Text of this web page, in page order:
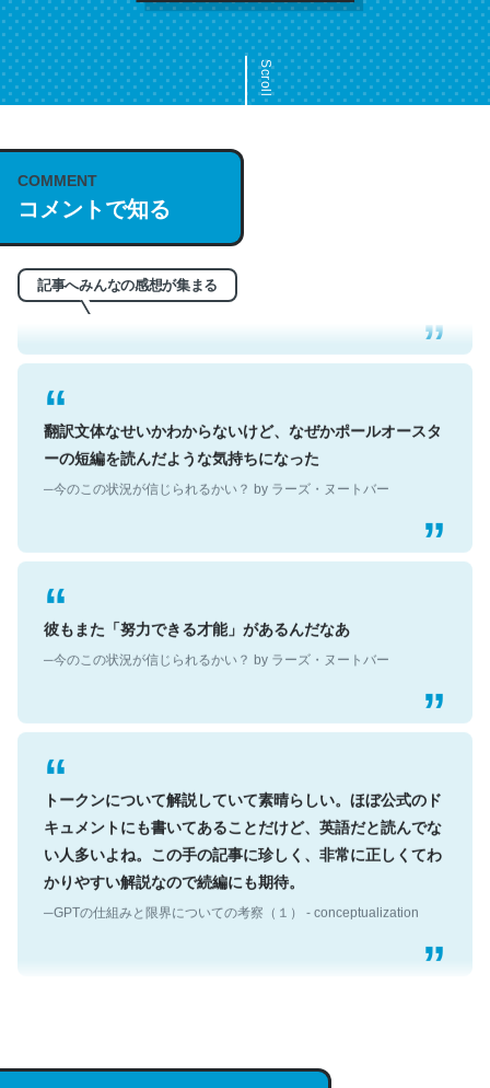
Scroll
COMMENT
コメントで知る
記事へみんなの感想が集まる
これは名文。彼はとてもクレバーなんだろうなと凄く思
う。英語少しでも読める人は原文もお勧め。自分はこの流
れ好き。Let’s Fucking Go. Then Covid hit. Shit.
─今のこの状況が信じられるかい？ by ラーズ・ヌートバー
翻訳文体なせいかわからないけど、なぜかポールオースタ
ーの短編を読んだような気持ちになった
─今のこの状況が信じられるかい？ by ラーズ・ヌートバー
彼もまた「努力できる才能」があるんだなあ
─今のこの状況が信じられるかい？ by ラーズ・ヌートバー
トークンについて解説していて素晴らしい。ほぼ公式のド
キュメントにも書いてあることだけど、英語だと読んでな
い人多いよね。この手の記事に珍しく、非常に正しくてわ
かりやすい解説なので続編にも期待。
─GPTの仕組みと限界についての考察（１） - conceptualization
説してる記事が少ないので貴重な良記事。/続編来た